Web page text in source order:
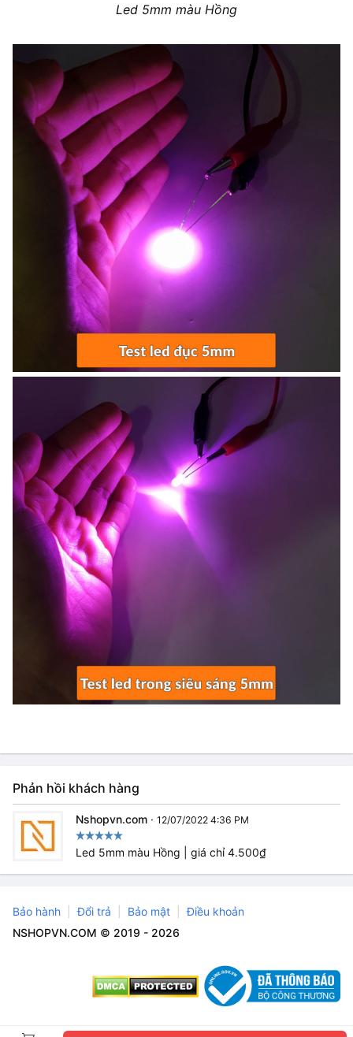
Led 5mm màu Hồng
Phản hồi khách hàng
Nshopvn.com · 12/07/2022 4:36 PM
Led 5mm màu Hồng | giá chỉ 4.500₫
Bảo hành Đổi trả Bảo mật
Điều khoản
NSHOPVN.COM © 2019 - 2026